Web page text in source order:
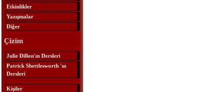
Etkinlikler
Yazışmalar
Diğer
Çizim
Julie Dillon'ın Dersleri
Patrick Shettlesworth 'ın
Dersleri
Kişiler